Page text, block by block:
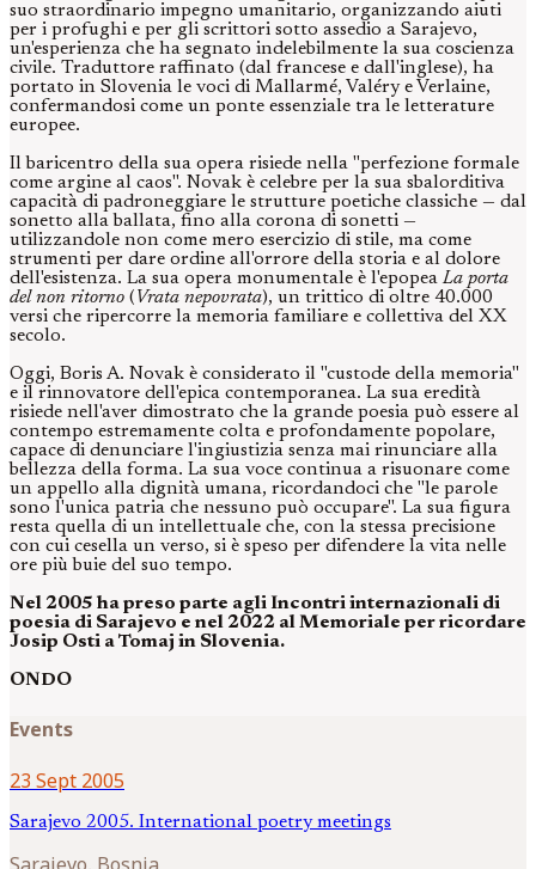
suo straordinario impegno umanitario, organizzando aiuti
per i profughi e per gli scrittori sotto assedio a Sarajevo,
un'esperienza che ha segnato indelebilmente la sua coscienza
civile. Traduttore raffinato (dal francese e dall'inglese), ha
portato in Slovenia le voci di Mallarmé, Valéry e Verlaine,
confermandosi come un ponte essenziale tra le letterature
europee.
Il baricentro della sua opera risiede nella "perfezione formale
come argine al caos". Novak è celebre per la sua sbalorditiva
capacità di padroneggiare le strutture poetiche classiche — dal
sonetto alla ballata, fino alla corona di sonetti —
utilizzandole non come mero esercizio di stile, ma come
strumenti per dare ordine all'orrore della storia e al dolore
dell'esistenza. La sua opera monumentale è l'epopea La porta
del non ritorno ( Vrata nepovrata), un trittico di oltre 40.000
versi che ripercorre la memoria familiare e collettiva del XX
secolo.
Oggi, Boris A. Novak è considerato il "custode della memoria"
e il rinnovatore dell'epica contemporanea. La sua eredità
risiede nell'aver dimostrato che la grande poesia può essere al
contempo estremamente colta e profondamente popolare,
capace di denunciare l'ingiustizia senza mai rinunciare alla
bellezza della forma. La sua voce continua a risuonare come
un appello alla dignità umana, ricordandoci che "le parole
sono l'unica patria che nessuno può occupare". La sua figura
resta quella di un intellettuale che, con la stessa precisione
con cui cesella un verso, si è speso per difendere la vita nelle
ore più buie del suo tempo.
Nel 2005 ha preso parte agli Incontri internazionali di
poesia di Sarajevo e nel 2022 al Memoriale per ricordare
Josip Osti a Tomaj in Slovenia.
ONDO
Events
23 Sept 2005
Sarajevo 2005. International poetry meetings